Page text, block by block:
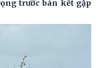
trước bán kết gặp